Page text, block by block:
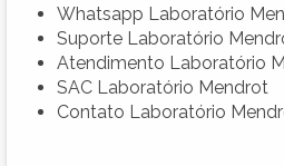
Whatsapp Laboratório
Suporte Laboratório
Atendimento Laboratório
SAC Laboratório Mendrot
Contato Laboratório